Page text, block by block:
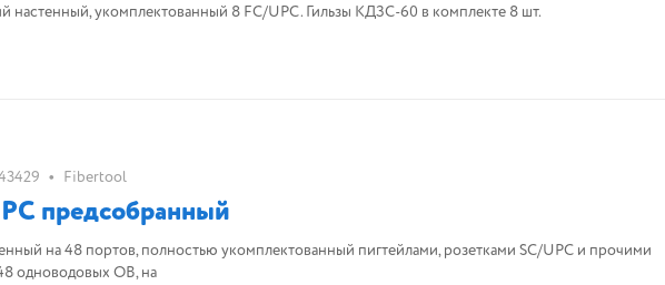
настенный, укомплектованный 8 FC/UPC. Гильзы КДЗС-60 в комплекте 8 шт.
• Fibertool
предсобранный
на 48 портов, полностью укомплектованный пигтейлами, розетками SC/UPC и прочими
одноводовых ОВ, на